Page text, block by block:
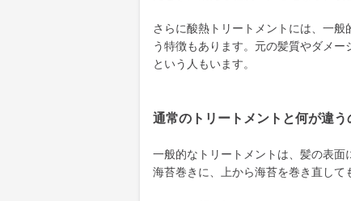
さらに酸熱トリートメントには、一
う特徴もあります。元の髪質やダメ
という人もいます。
通常のトリートメントと何が違う
一般的なトリートメントは、髪の表
海苔巻きに、上から海苔を巻き直して